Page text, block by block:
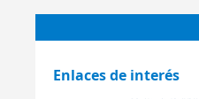
Enlaces de interés